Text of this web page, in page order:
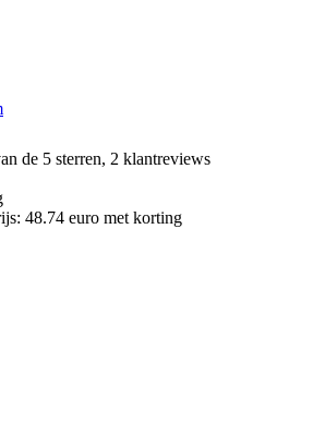
de 5 sterren, 2 klantreviews
48.74 euro met korting